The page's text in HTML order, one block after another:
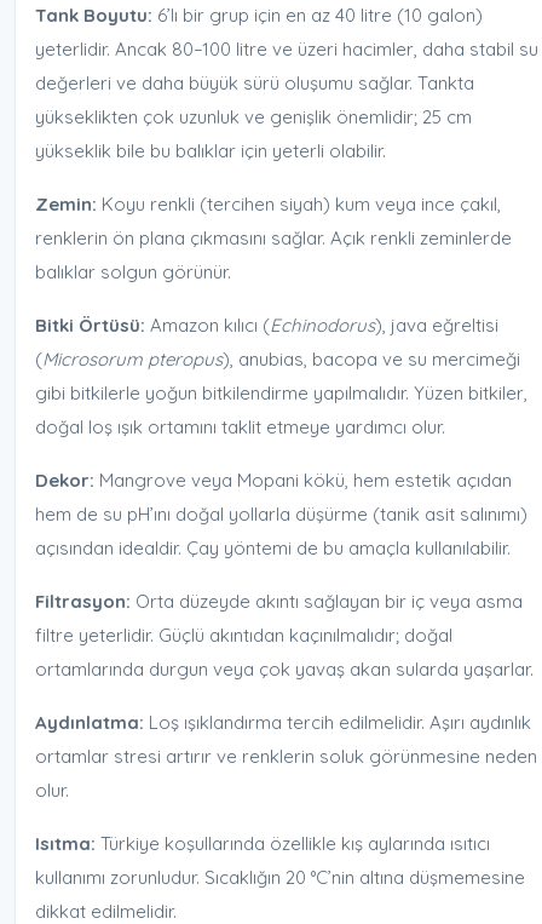
Tank Boyutu: 6’lı bir grup için en az 40 litre (10 galon)
yeterlidir. Ancak 80–100 litre ve üzeri hacimler, daha stabil su
değerleri ve daha büyük sürü oluşumu sağlar. Tankta
yükseklikten çok uzunluk ve genişlik önemlidir; 25 cm
yükseklik bile bu balıklar için yeterli olabilir.
Zemin: Koyu renkli (tercihen siyah) kum veya ince çakıl,
renklerin ön plana çıkmasını sağlar. Açık renkli zeminlerde
balıklar solgun görünür.
Bitki Örtüsü: Amazon kılıcı (Echinodorus), java eğreltisi
(Microsorum pteropus), anubias, bacopa ve su mercimeği
gibi bitkilerle yoğun bitkilendirme yapılmalıdır. Yüzen bitkiler,
doğal loş ışık ortamını taklit etmeye yardımcı olur.
Dekor: Mangrove veya Mopani kökü, hem estetik açıdan
hem de su pH’ını doğal yollarla düşürme (tanik asit salınımı)
açısından idealdir. Çay yöntemi de bu amaçla kullanılabilir.
Filtrasyon: Orta düzeyde akıntı sağlayan bir iç veya asma
filtre yeterlidir. Güçlü akıntıdan kaçınılmalıdır; doğal
ortamlarında durgun veya çok yavaş akan sularda yaşarlar.
Aydınlatma: Loş ışıklandırma tercih edilmelidir. Aşırı aydınlık
ortamlar stresi artırır ve renklerin soluk görünmesine neden
olur.
Isıtma: Türkiye koşullarında özellikle kış aylarında ısıtıcı
kullanımı zorunludur. Sıcaklığın 20 °C’nin altına düşmemesine
dikkat edilmelidir.